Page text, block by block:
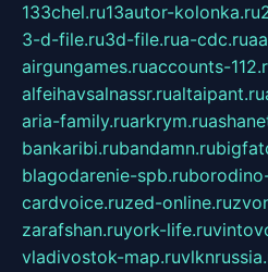
133chel.ru13autor-kolonka.ru
3-d-file.ru3d-file.rua-cdc.ru
airgungames.ruaccounts-
alfeihavsalnassr.rualtaipant.ru
aria-family.ruarkrym.ru
bankaribi.rubandamn.ru
blagodarenie-spb.ru
cardvoice.ruzed-online.ru
zarafshan.ruyork-life.ru
vladivostok-map.ru